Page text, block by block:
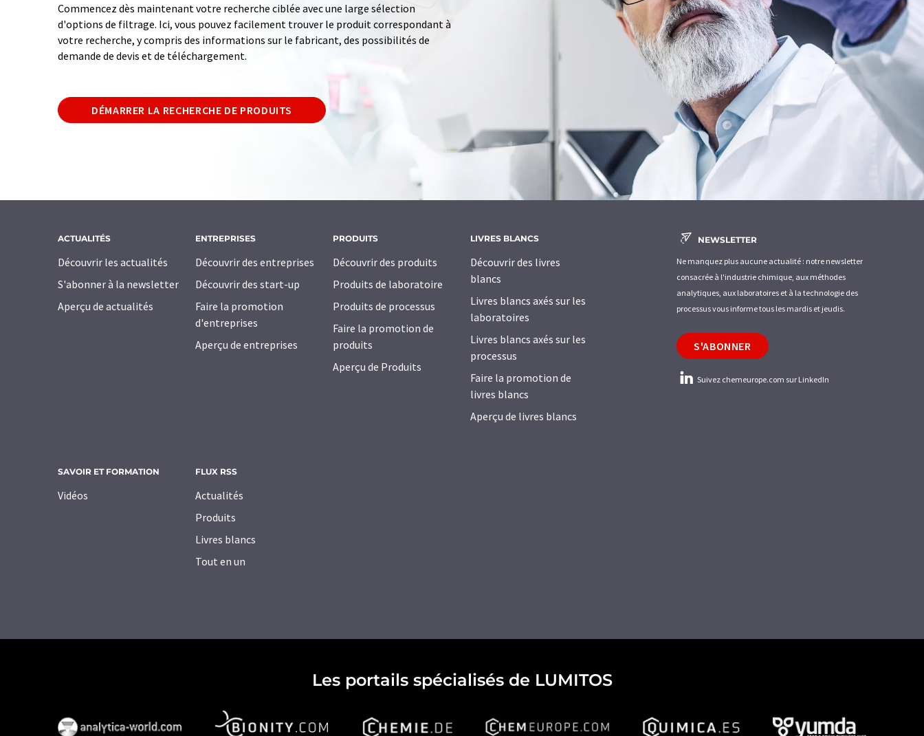
Commencez dès maintenant votre recherche ciblée avec une large sélection
d'options de filtrage. Ici, vous pouvez facilement trouver le produit correspondant à
votre recherche, y compris des informations sur le fabricant, des possibilités de
demande de devis et de téléchargement.
DÉMARRER LA RECHERCHE DE PRODUITS
ACTUALITÉS
Découvrir les actualités
S'abonner à la newsletter
Aperçu de actualités
ENTREPRISES
Découvrir des entreprises
Découvrir des start-up
Faire la promotion
d'entreprises
Aperçu de entreprises
PRODUITS
Découvrir des produits
Produits de laboratoire
Produits de processus
Faire la promotion de
produits
Aperçu de Produits
LIVRES BLANCS
Découvrir des livres
blancs
Livres blancs axés sur les
laboratoires
Livres blancs axés sur les
processus
Faire la promotion de
livres blancs
Aperçu de livres blancs
SAVOIR ET FORMATION
Vidéos
FLUX RSS
Actualités
Produits
Livres blancs
Tout en un
NEWSLETTER
Ne manquez plus aucune actualité : notre newsletter
consacrée à l'industrie chimique, aux méthodes
analytiques, aux laboratoires et à la technologie des
processus vous informe tous les mardis et jeudis.
S'ABONNER
Suivez chemeurope.com sur LinkedIn
Les portails spécialisés de LUMITOS